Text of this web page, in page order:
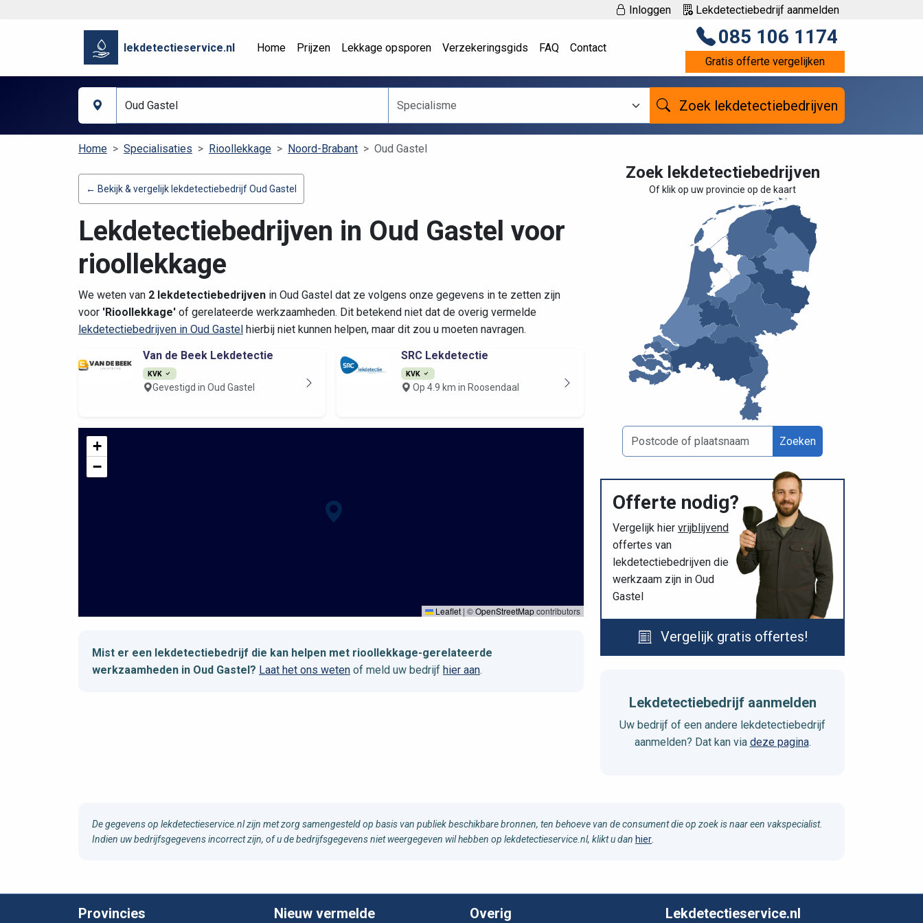
Inloggen Lekdetectiebedrijf aanmelden
lekdetectieservice.nl Home Prijzen Lekkage opsporen Verzekeringsgids FAQ Contact 085 106 1174
Gratis offerte vergelijken
Zoek lekdetectiebedrijven
Home Specialisaties Rioollekkage Noord-Brabant Oud Gastel
← Bekijk & vergelijk lekdetectiebedrijf Oud Gastel
Lekdetectiebedrijven in Oud Gastel voor
rioollekkage
We weten van 2 lekdetectiebedrijven in Oud Gastel dat ze volgens onze gegevens in te zetten zijn
voor 'Rioollekkage' of gerelateerde werkzaamheden. Dit betekend niet dat de overig vermelde
lekdetectiebedrijven in Oud Gastel hierbij niet kunnen helpen, maar dit zou u moeten navragen.
Van de Beek Lekdetectie
KVK
Gevestigd in Oud Gastel
SRC Lekdetectie
KVK
Op 4.9 km in Roosendaal
+
−
Leaflet | ©OpenStreetMapcontributors
Mist er een lekdetectiebedrijf die kan helpen met rioollekkage-gerelateerde
werkzaamheden in Oud Gastel? Laat het ons weten of meld uw bedrijf hier aan.
Zoek lekdetectiebedrijven
Of klik op uw provincie op de kaart
Zoeken
Offerte nodig?
Vergelijk hier vrijblijvend
offertes van
lekdetectiebedrijven die
werkzaam zijn in Oud
Gastel
Vergelijk gratis offertes!
Lekdetectiebedrijf aanmelden
Uw bedrijf of een andere lekdetectiebedrijf
aanmelden? Dat kan via deze pagina.
De gegevens op lekdetectieservice.nl zijn met zorg samengesteld op basis van publiek beschikbare bronnen, ten behoeve van de consument die op zoek is naar een vakspecialist.
Indien uw bedrijfsgegevens incorrect zijn, of u de bedrijfsgegevens niet weergegeven wil hebben op lekdetectieservice.nl, klikt u dan hier
Provincies
Nieuw vermelde
Overig Lekdetectieservice.nl